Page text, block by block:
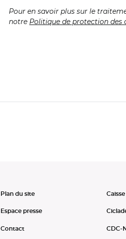
Pour en savoir plus sur le
notre Politique de protection des
Plan du site
Espace presse
Contact CDC-